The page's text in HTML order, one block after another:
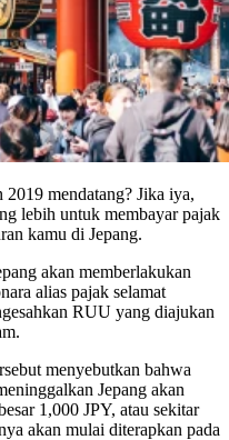
mendatang? Jika iya,
lebih untuk membayar pajak
kamu di Jepang.
akan memberlakukan
alias pajak selamat
RUU yang diajukan
menyebutkan bahwa
Jepang akan
1,000 JPY, atau sekitar
akan mulai diterapkan pada